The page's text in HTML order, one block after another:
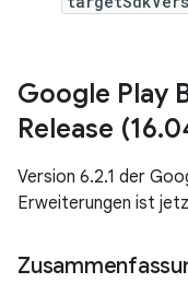
Google Play
Release (16.
Version 6.2.1 der
Erweiterungen ist